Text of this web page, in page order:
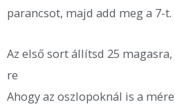
parancsot, majd add meg a 7-t.
Az első sort állítsd 25
re
Ahogy az oszlopoknál is a